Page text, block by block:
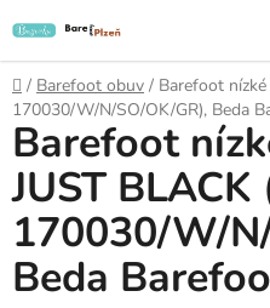
na
obsah
Domů
/ Barefoot obuv / Barefoot
170030/W/N/SO/OK/GR), Beda
Barefoot
JUST BLACK
170030/W/
Beda